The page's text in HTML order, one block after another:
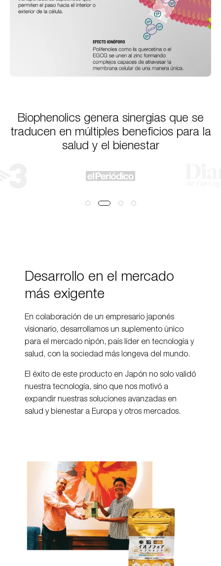
Biophenolics genera sinergias que se
traducen en múltiples beneficios para la
salud y el bienestar
Desarrollo en el mercado
más exigente
En colaboración de un empresario japonés
visionario, desarrollamos un suplemento único
para el mercado nipón, país líder en tecnología y
salud, con la sociedad más longeva del mundo.
El éxito de este producto en Japón no solo validó
nuestra tecnología, sino que nos motivó a
expandir nuestras soluciones avanzadas en
salud y bienestar a Europa y otros mercados.